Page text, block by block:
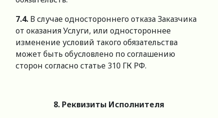
7.4. В случае одностороннего отказа Заказчика
от оказания Услуги, или одностороннее
изменение условий такого обязательства
может быть обусловлено по соглашению
сторон согласно статье 310 ГК РФ.
8. Реквизиты Исполнителя